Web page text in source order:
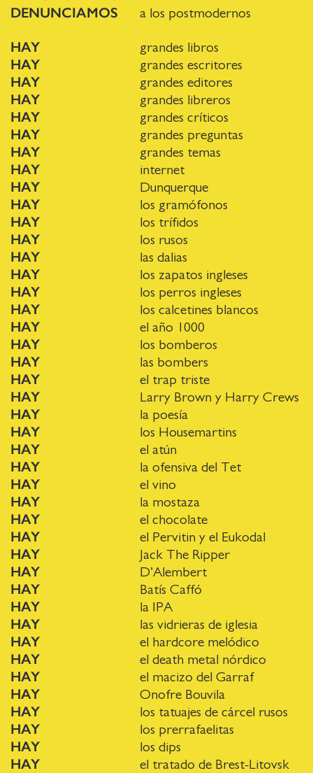
DENUNCIAMOS a los postmodernos
HAY grandes libros
HAY grandes escritores
HAY grandes editores
HAY grandes libreros
HAY grandes críticos
HAY grandes preguntas
HAY grandes temas
HAY internet
HAY Dunquerque
HAY los gramófonos
HAY los trífidos
HAY los rusos
HAY las dalias
HAY los zapatos ingleses
HAY los perros ingleses
HAY los calcetines blancos
HAY el año 1000
HAY los bomberos
HAY las bombers
HAY el trap triste
HAY Larry Brown y Harry Crews
HAY la poesía
HAY los Housemartins
HAY el atún
HAY la ofensiva del Tet
HAY el vino
HAY la mostaza
HAY el chocolate
HAY el Pervitin y el Eukodal
HAY Jack The Ripper
HAY D’Alembert
HAY Batís Caffó
HAY la IPA
HAY las vidrieras de iglesia
HAY el hardcore melódico
HAY el death metal nórdico
HAY el macizo del Garraf
HAY Onofre Bouvila
HAY los tatuajes de cárcel rusos
HAY los prerrafaelitas
HAY los dips
HAY
el tratado de Brest-Litovsk